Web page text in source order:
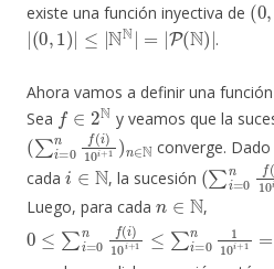
existe una función inyectiva de
|(0,1)|≤| NN|=|P(N)|
.
Ahora vamos a definir una
Sea
f∈2N
y veamos que la
(∑i=0 nf (i)10 N
converge. Dado
cada
i∈N
, la sucesión
(∑i=0 (i
Luego, para cada
N
,
0 i=0 )10 1≤∑i n1